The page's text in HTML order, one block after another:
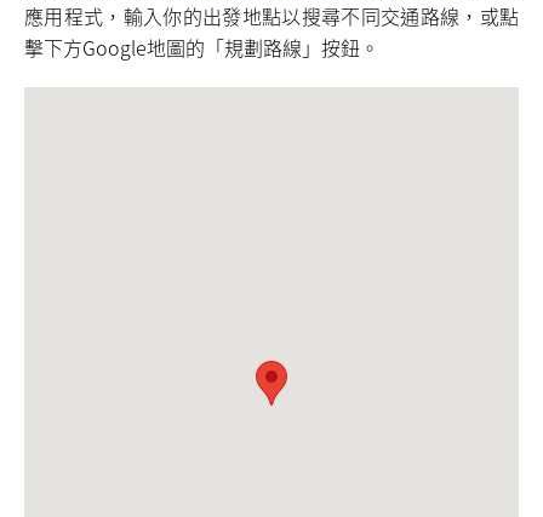
應用程式，輸入你的出發地點以搜尋不同交通路線，或點
擊下方Google地圖的「規劃路線」按鈕。